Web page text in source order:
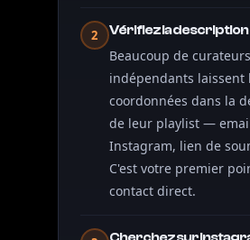
2 Vérifiez la description
Beaucoup de curateurs
indépendants laissent
coordonnées dans la
de leur playlist —
Instagram, lien de
C'est votre premier
contact direct.